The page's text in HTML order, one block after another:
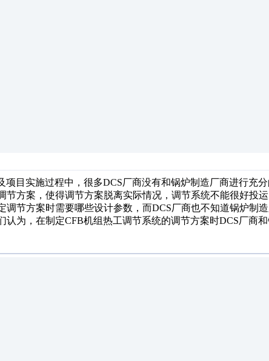
项目实施过程中，很多DCS厂商没有和锅炉制造厂商进行充
节方案，使得调节方案脱离实际情况，调节系统不能很好投
调节方案时需要哪些设计参数，而DCS厂商也不知道锅炉制
认为，在制定CFB机组热工调节系统的调节方案时DCS厂商